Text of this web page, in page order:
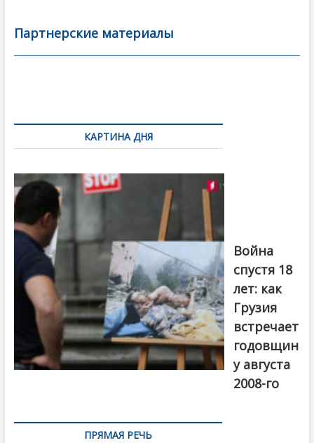
b
o
er l
а
в
Партнерские материалы
по
записямКАРТИНА ДНЯ
Первый канал
Война
спустя 18
лет: как
Грузия
встречает
годовщин
у августа
2008-го
ПРЯМАЯ РЕЧЬ